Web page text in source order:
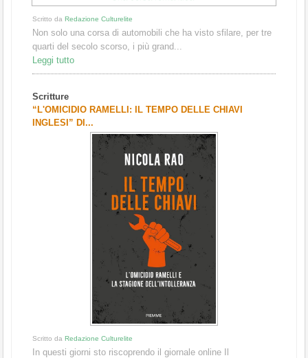
Scritto da Redazione Culturelite
Non solo una corsa di automobili che ha visto sfilare, per tre
quarti del secolo scorso, i più grand...
Leggi tutto
Scritture
“L'OMICIDIO RAMELLI: IL TEMPO DELLE CHIAVI
INGLESI” DI...
Scritto da Redazione Culturelite
In questi giorni sto riscoprendo il giornale online Il